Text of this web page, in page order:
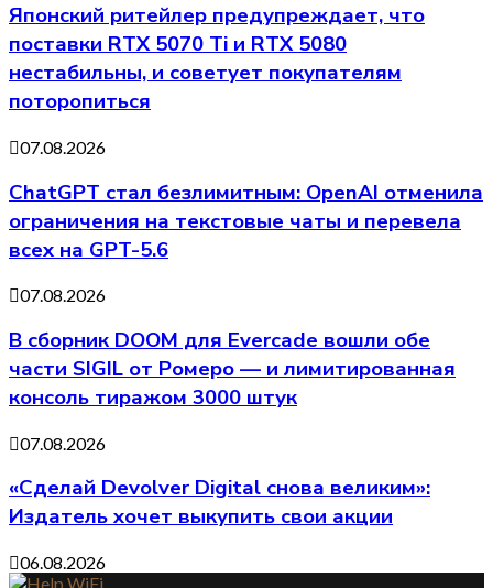
Японский ритейлер предупреждает, что
поставки RTX 5070 Ti и RTX 5080
нестабильны, и советует покупателям
поторопиться
07.08.2026
ChatGPT стал безлимитным: OpenAI отменила
ограничения на текстовые чаты и перевела
всех на GPT-5.6
07.08.2026
В сборник DOOM для Evercade вошли обе
части SIGIL от Ромеро — и лимитированная
консоль тиражом 3000 штук
07.08.2026
«Сделай Devolver Digital снова великим»:
Издатель хочет выкупить свои акции
06.08.2026